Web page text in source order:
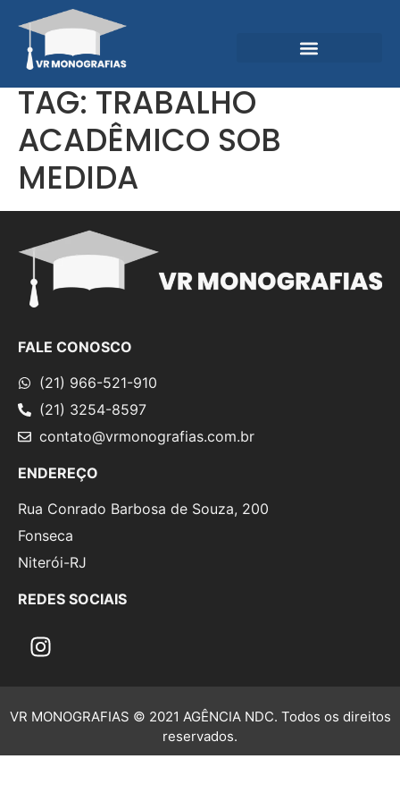
TAG:TRABALHO
ACADÊMICO SOB
MEDIDA
FALE CONOSCO
(21) 966-521-910
(21) 3254-8597
contato@vrmonografias.com.br
ENDEREÇO
Rua Conrado Barbosa de Souza, 200
Fonseca
Niterói-RJ
REDES SOCIAIS
VR MONOGRAFIAS © 2021 AGÊNCIA NDC. Todos os direitos
reservados.